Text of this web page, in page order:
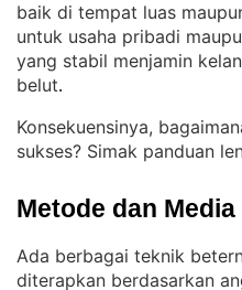
baik di tempat luas
untuk usaha pribadi
yang stabil menjamin
belut.
Konsekuensinya,
sukses? Simak panduan
Metode dan
Ada berbagai teknik
diterapkan berdasarkan